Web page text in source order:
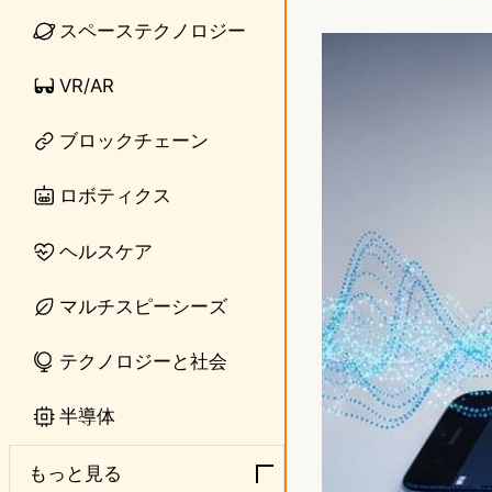
スペーステクノロジー
VR/AR
ブロックチェーン
ロボティクス
ヘルスケア
マルチスピーシーズ
テクノロジーと社会
半導体
もっと見る